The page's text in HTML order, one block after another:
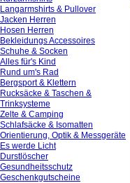
Langarmshirts & Pullover
Jacken Herren
Hosen Herren
Bekleidungs Accessoires
Schuhe & Socken
Alles für's Kind
Rund um's Rad
Bergsport & Klettern
Rucksäcke & Taschen &
Trinksysteme
Zelte & Camping
Schlafsäcke & Isomatten
Orientierung, Optik & Messgeräte
Es werde Licht
Durstlöscher
Gesundheitsschutz
Geschenkgutscheine